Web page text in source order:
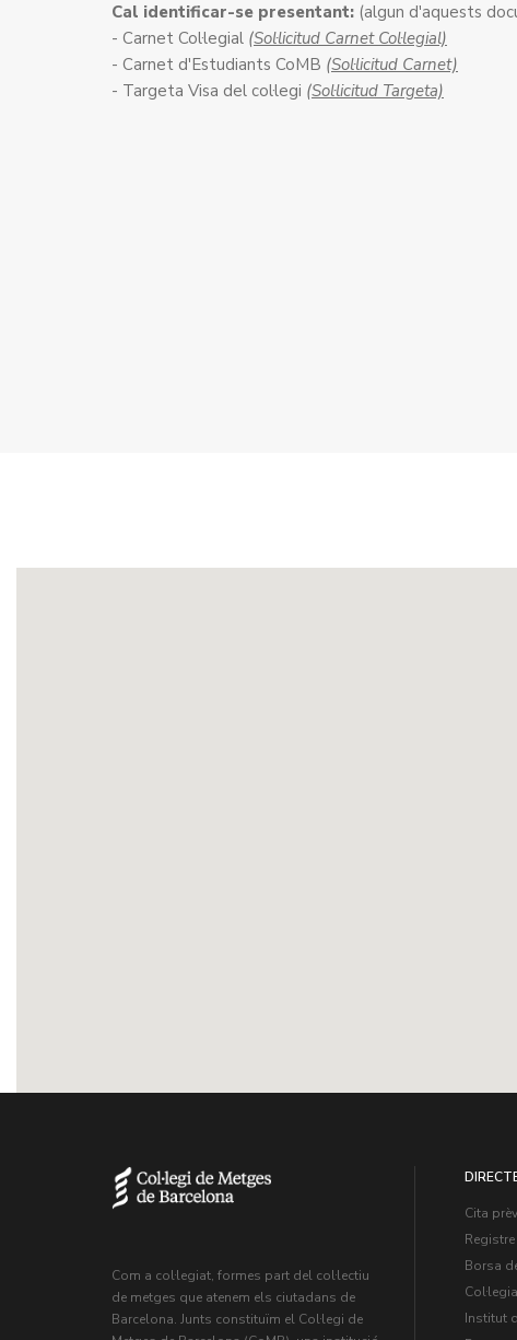
Cal identificar-se presentant: (algun d'aquests
- Carnet Col·legial (Sol·licitud Carnet Col·legial)
- Carnet d'Estudiants CoMB (Sol·licitud Carnet)
- Targeta Visa del col·legi (Sol·licitud Targeta)
Com a col·legiat, formes part del col·lectiu
de metges que atenem els ciutadans de
Barcelona. Junts constituïm el Col·legi de
Cita
Borsa
Institut